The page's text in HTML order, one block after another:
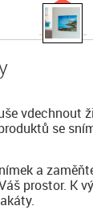
vdechnout
se
a
prostor. K